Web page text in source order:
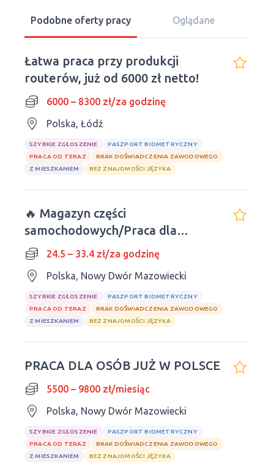
Podobne oferty pracy Oglądane
Łatwa praca przy produkcji
routerów, już od 6000 zł netto!
6000 – 8300 zł/za godzinę
Polska, Łódź
SZYBKIE ZGŁOSZENIE
PASZPORT BIOMETRYCZNY
PRACA OD TERAZ
BRAK DOŚWIADCZENIA ZAWODOWEGO
Z MIESZKANIEM
BEZ ZNAJOMOŚCI JĘZYKA
🔥 Magazyn części
samochodowych/Praca dla
mężczyzn i kobiet
24.5 – 33.4 zł/za godzinę
Polska, Nowy Dwór Mazowiecki
SZYBKIE ZGŁOSZENIE
PASZPORT BIOMETRYCZNY
PRACA OD TERAZ
BRAK DOŚWIADCZENIA ZAWODOWEGO
Z MIESZKANIEM
BEZ ZNAJOMOŚCI JĘZYKA
PRACA DLA OSÓB JUŻ W POLSCE
5500 – 9800 zł/miesiąc
Polska, Nowy Dwór Mazowiecki
SZYBKIE ZGŁOSZENIE
PASZPORT BIOMETRYCZNY
PRACA OD TERAZ
BRAK DOŚWIADCZENIA ZAWODOWEGO
Z MIESZKANIEM
BEZ ZNAJOMOŚCI JĘZYKA